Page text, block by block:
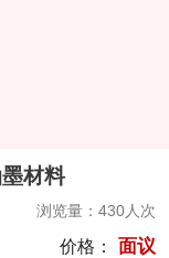
材料
浏览量：430人次
价格： 面议